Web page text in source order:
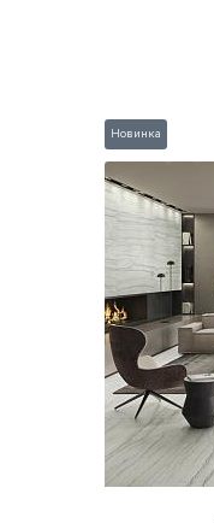
Новинка